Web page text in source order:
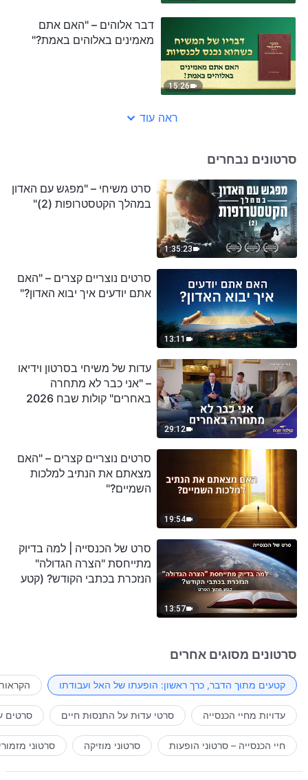
15:26
דבר אלוהים – "האם אתם
מאמינים באלוהים באמת?"
ראה עוד
סרטונים נבחרים
1:35:23
סרט משיחי – "מפגש עם האדון
במהלך הקטסטרופות (2)"
13:11
סרטים נוצריים קצרים – "האם
אתם יודעים איך יבוא האדון?"
29:12
עדות של משיחי בסרטון וידיאו
– "אני כבר לא מתחרה
באחרים" קולות שבח 2026
19:54
סרטים נוצריים קצרים – "האם
מצאתם את הנתיב למלכות
השמיים?"
13:57
סרט של הכנסייה | למה בדיוק
מתייחסת "הצרה הגדולה"
הנזכרת בכתבי הקודש? (קטע
סרטונים מסוגים אחרים
קטעים מתוך הדבר, כרך ראשון: הופעתו של האל ועבודתו
עדויות מחיי הכנסייה סרטי עדוּת על התנסוּת חיים סרטים
חיי הכנסייה – סרטוני הופעות סרטוני מוזיקה סרטוני